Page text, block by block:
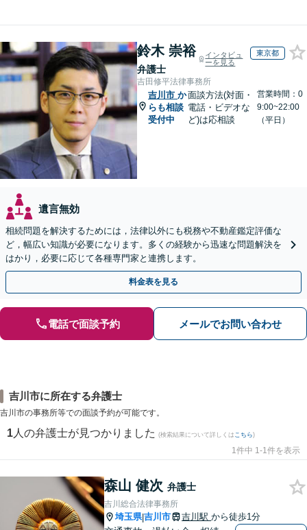
鈴木 崇裕
弁護士
インタビュ
ーを見る
東京都
吉田修平法律事務所
吉川市 か
らも相談
受付中
面談方法(対面・
電話・ビデオな
ど)は応相談
営業時間：0
9:00~22:00
（平日）
遺言無効
相続問題を解決するためには，法律以外にも税務や不動産鑑定評価な
ど，幅広い知識が必要になります。多くの経験から迅速な問題解決を
はかり，必要に応じて各種専門家と連携します。
料金表を見る
電話で面談予約 メールでお問い合わせ
吉川市に所在する弁護士
吉川市の事務所等での面談予約が可能です。
1 人の弁護士が見つかりました (検索結果について詳しくは こちら)
1件中 1-1件を表示
森山 健次 弁護士
吉川総合法律事務所
埼玉県|吉川市 吉川駅 から徒歩1分